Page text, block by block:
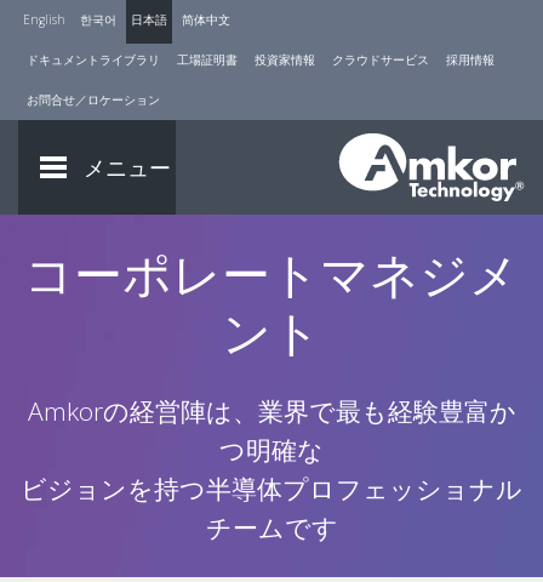
English 한국어 日本語 简体中文
ドキュメントライブラリ 工場証明書 投資家情報 クラウドサービス 採用情報
お問合せ／ロケーション
メニュー
コーポレートマネジメ
ント
Amkorの経営陣は、業界で最も経験豊富か
つ明確な
ビジョンを持つ半導体プロフェッショナル
チームです